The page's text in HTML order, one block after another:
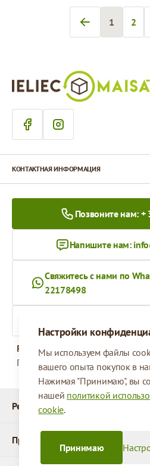
Вы
1 2
Настройки
Мы используем файлы
вашего опыта покупок в
Нажимая "Принимаю", вы
нашей политикой
cookie.
Принимаю
Реквизиты
Продукты
КОНТАКТНАЯ ИНФОРМАЦИЯ
Позвоните нам:
Напишите нам:
Свяжитесь с нами по
22178498
Рабочее время
Понедельник - Пятница